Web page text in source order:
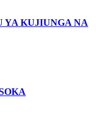
YA KUJIUNGA NA